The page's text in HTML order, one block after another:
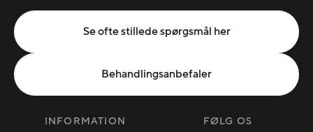
Se ofte stillede spørgsmål her
Behandlingsanbefaler
INFORMATION FØLG OS